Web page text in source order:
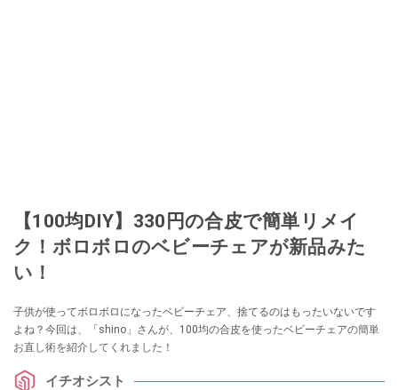
【100均DIY】330円の合皮で簡単リメイ
ク！ボロボロのベビーチェアが新品みた
い！
子供が使ってボロボロになったベビーチェア、捨てるのはもったいないです
よね？今回は、「shino」さんが、100均の合皮を使ったベビーチェアの簡単
お直し術を紹介してくれました！
イチオシスト